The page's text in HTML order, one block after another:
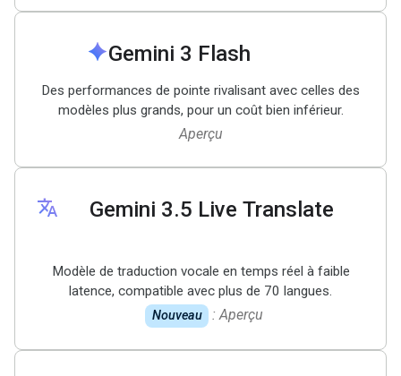
sparkGemini 3 Flash
Des performances de pointe rivalisant avec celles des
modèles plus grands, pour un coût bien inférieur.
Aperçu
translate Gemini 3.5 Live Translate
Modèle de traduction vocale en temps réel à faible
latence, compatible avec plus de 70 langues.
Nouveau : Aperçu